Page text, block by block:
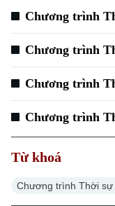
Chương trình
Chương trình
Chương trình
Chương trình
Từ khoá
Chương trình Thời sự